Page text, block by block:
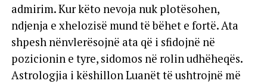
admirim. Kur këto nevoja nuk plotësohen,
ndjenja e xhelozisë mund të bëhet e fortë. Ata
shpesh nënvlerësojnë ata që i sfidojnë në
pozicionin e tyre, sidomos në rolin udhëheqës.
Astrologjia i këshillon Luanët të ushtrojnë më